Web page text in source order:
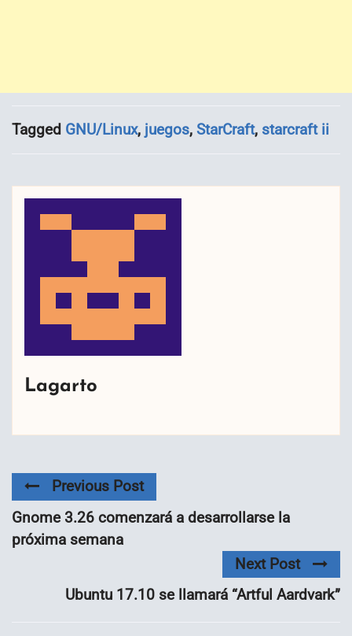
Tagged GNU/Linux, juegos, StarCraft, starcraft ii
Lagarto
Previous Post
Gnome 3.26 comenzará a desarrollarse la
próxima semana
Next Post
Ubuntu 17.10 se llamará “Artful Aardvark”